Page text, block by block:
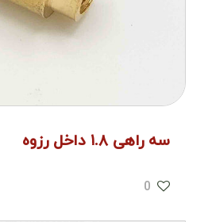
سه راهی ۱.۸ داخل رزوه
0